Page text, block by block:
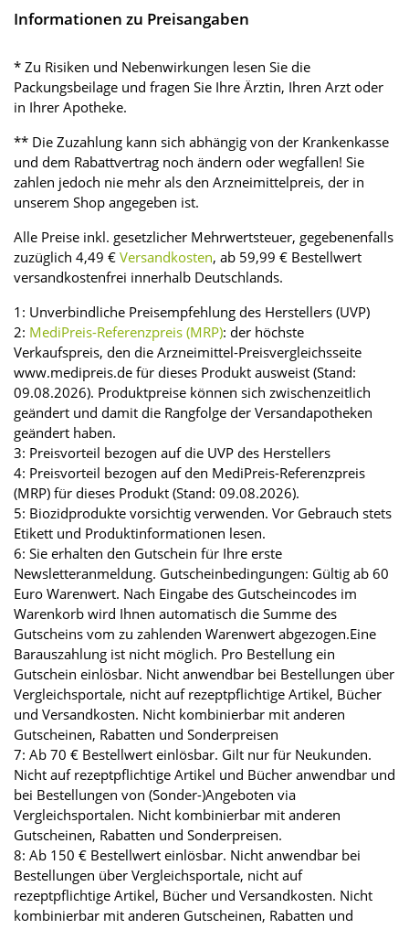
Informationen zu Preisangaben
* Zu Risiken und Nebenwirkungen lesen Sie die
Packungsbeilage und fragen Sie Ihre Ärztin, Ihren Arzt oder
in Ihrer Apotheke.
** Die Zuzahlung kann sich abhängig von der Krankenkasse
und dem Rabattvertrag noch ändern oder wegfallen! Sie
zahlen jedoch nie mehr als den Arzneimittelpreis, der in
unserem Shop angegeben ist.
Alle Preise inkl. gesetzlicher Mehrwertsteuer, gegebenenfalls
zuzüglich 4,49 € Versandkosten, ab 59,99 € Bestellwert
versandkostenfrei innerhalb Deutschlands.
1: Unverbindliche Preisempfehlung des Herstellers (UVP)
2: MediPreis-Referenzpreis (MRP): der höchste
Verkaufspreis, den die Arzneimittel-Preisvergleichsseite
www.medipreis.de für dieses Produkt ausweist (Stand:
09.08.2026). Produktpreise können sich zwischenzeitlich
geändert und damit die Rangfolge der Versandapotheken
geändert haben.
3: Preisvorteil bezogen auf die UVP des Herstellers
4: Preisvorteil bezogen auf den MediPreis-Referenzpreis
(MRP) für dieses Produkt (Stand: 09.08.2026).
5: Biozidprodukte vorsichtig verwenden. Vor Gebrauch stets
Etikett und Produktinformationen lesen.
6: Sie erhalten den Gutschein für Ihre erste
Newsletteranmeldung. Gutscheinbedingungen: Gültig ab 60
Euro Warenwert. Nach Eingabe des Gutscheincodes im
Warenkorb wird Ihnen automatisch die Summe des
Gutscheins vom zu zahlenden Warenwert abgezogen.Eine
Barauszahlung ist nicht möglich. Pro Bestellung ein
Gutschein einlösbar. Nicht anwendbar bei Bestellungen über
Vergleichsportale, nicht auf rezeptpflichtige Artikel, Bücher
und Versandkosten. Nicht kombinierbar mit anderen
Gutscheinen, Rabatten und Sonderpreisen
7: Ab 70 € Bestellwert einlösbar. Gilt nur für Neukunden.
Nicht auf rezeptpflichtige Artikel und Bücher anwendbar und
bei Bestellungen von (Sonder-)Angeboten via
Vergleichsportalen. Nicht kombinierbar mit anderen
Gutscheinen, Rabatten und Sonderpreisen.
8: Ab 150 € Bestellwert einlösbar. Nicht anwendbar bei
Bestellungen über Vergleichsportale, nicht auf
rezeptpflichtige Artikel, Bücher und Versandkosten. Nicht
kombinierbar mit anderen Gutscheinen, Rabatten und